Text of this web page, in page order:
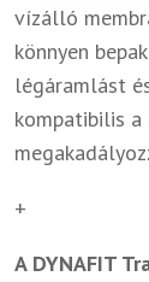
vízálló
könnyen
légáramlást
kompatibilis a
+
A DYNAFIT